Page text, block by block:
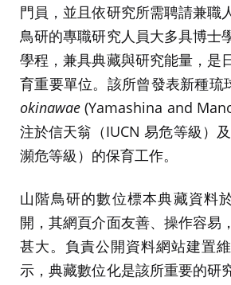
門員，並且依研究所需聘請兼職
鳥研的專職研究人員大多具博士
學程，兼具典藏與研究能量，是
育重要單位。該所曾發表新種琉
okinawae (Yamashina and
注於信天翁（IUCN 易危等級）
瀕危等級）的保育工作。
山階鳥研的數位標本典藏資料
開，其網頁介面友善、操作容易
甚大。負責公開資料網站建置
示，典藏數位化是該所重要的研